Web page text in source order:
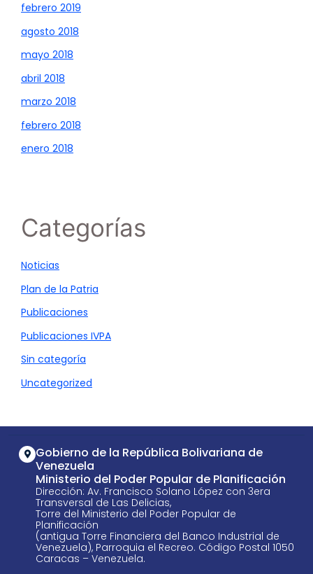
febrero 2019
agosto 2018
mayo 2018
abril 2018
marzo 2018
febrero 2018
enero 2018
Categorías
Noticias
Plan de la Patria
Publicaciones
Publicaciones IVPA
Sin categoría
Uncategorized
Gobierno de la República Bolivariana de
Venezuela
Ministerio del Poder Popular de Planificación
Dirección: Av. Francisco Solano López con 3era
Transversal de Las Delicias,
Torre del Ministerio del Poder Popular de
Planificación
(antigua Torre Financiera del Banco Industrial de
Venezuela), Parroquia el Recreo. Código Postal 1050
Caracas – Venezuela.